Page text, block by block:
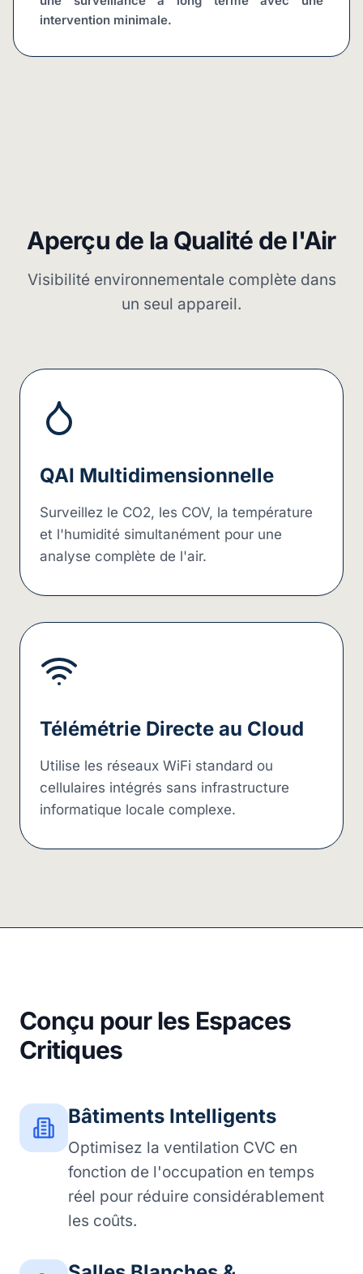
intervention minimale.
Aperçu de la Qualité de l'Air
Visibilité environnementale complète dans
un seul appareil.
QAI Multidimensionnelle
Surveillez le CO2, les COV, la température
et l'humidité simultanément pour une
analyse complète de l'air.
Télémétrie Directe au Cloud
Utilise les réseaux WiFi standard ou
cellulaires intégrés sans infrastructure
informatique locale complexe.
Conçu pour les Espaces
Critiques
Bâtiments Intelligents
Optimisez la ventilation CVC en
fonction de l'occupation en temps
réel pour réduire considérablement
les coûts.